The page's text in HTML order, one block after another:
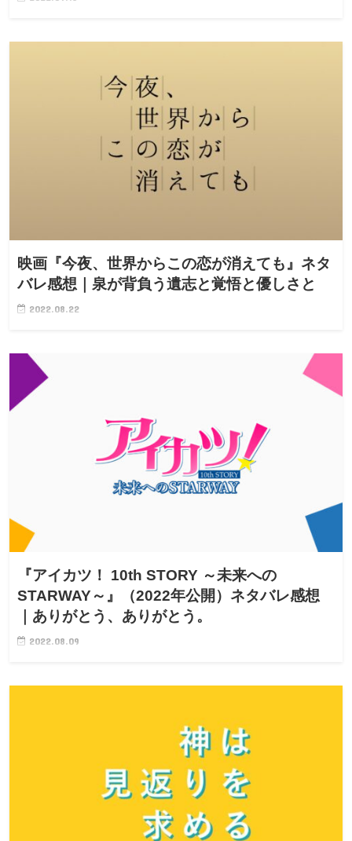
映画『今夜、世界からこの恋が消えても』ネタ
バレ感想｜泉が背負う遺志と覚悟と優しさと
2022.08.22
『アイカツ！ 10th STORY ～未来への
STARWAY～』（2022年公開）ネタバレ感想
｜ありがとう、ありがとう。
2022.08.09